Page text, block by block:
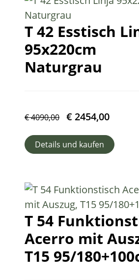
T 42 Esstisch
95x220cm
Naturgrau
€4090,00 € 2454,00
Details und kaufen
T 54
Acerro mit
T15 95/